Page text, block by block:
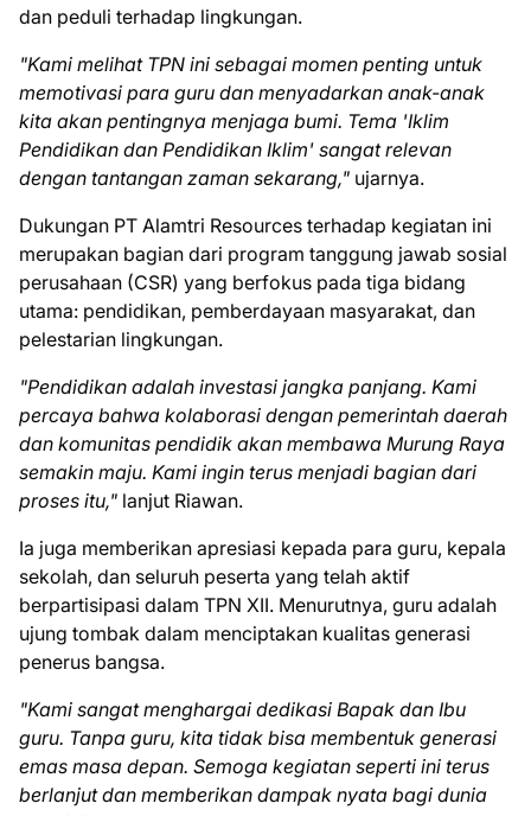
dan peduli terhadap lingkungan.
"Kami melihat TPN ini sebagai momen penting untuk
memotivasi para guru dan menyadarkan anak-anak
kita akan pentingnya menjaga bumi. Tema 'Iklim
Pendidikan dan Pendidikan Iklim' sangat relevan
dengan tantangan zaman sekarang," ujarnya.
Dukungan PT Alamtri Resources terhadap kegiatan ini
merupakan bagian dari program tanggung jawab sosial
perusahaan (CSR) yang berfokus pada tiga bidang
utama: pendidikan, pemberdayaan masyarakat, dan
pelestarian lingkungan.
"Pendidikan adalah investasi jangka panjang. Kami
percaya bahwa kolaborasi dengan pemerintah daerah
dan komunitas pendidik akan membawa Murung Raya
semakin maju. Kami ingin terus menjadi bagian dari
proses itu," lanjut Riawan.
Ia juga memberikan apresiasi kepada para guru, kepala
sekolah, dan seluruh peserta yang telah aktif
berpartisipasi dalam TPN XII. Menurutnya, guru adalah
ujung tombak dalam menciptakan kualitas generasi
penerus bangsa.
"Kami sangat menghargai dedikasi Bapak dan Ibu
guru. Tanpa guru, kita tidak bisa membentuk generasi
emas masa depan. Semoga kegiatan seperti ini terus
berlanjut dan memberikan dampak nyata bagi dunia